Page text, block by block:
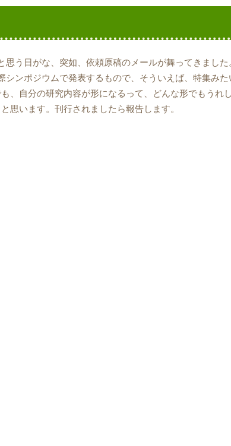
う日がな、突如、依頼原稿のメールが舞ってきました
シンポジウムで発表するもので、そういえば、特集みた
、自分の研究内容が形になるって、どんな形でもうれ
思います。刊行されましたら報告します。